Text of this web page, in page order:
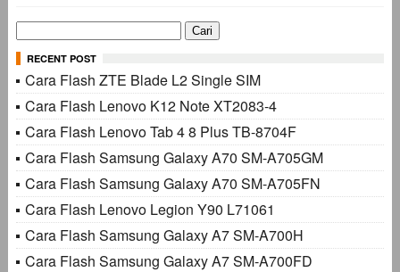
Cari
untuk:
RECENT POST
Cara Flash ZTE Blade L2 Single SIM
Cara Flash Lenovo K12 Note XT2083-4
Cara Flash Lenovo Tab 4 8 Plus TB-8704F
Cara Flash Samsung Galaxy A70 SM-A705GM
Cara Flash Samsung Galaxy A70 SM-A705FN
Cara Flash Lenovo Legion Y90 L71061
Cara Flash Samsung Galaxy A7 SM-A700H
Cara Flash Samsung Galaxy A7 SM-A700FD